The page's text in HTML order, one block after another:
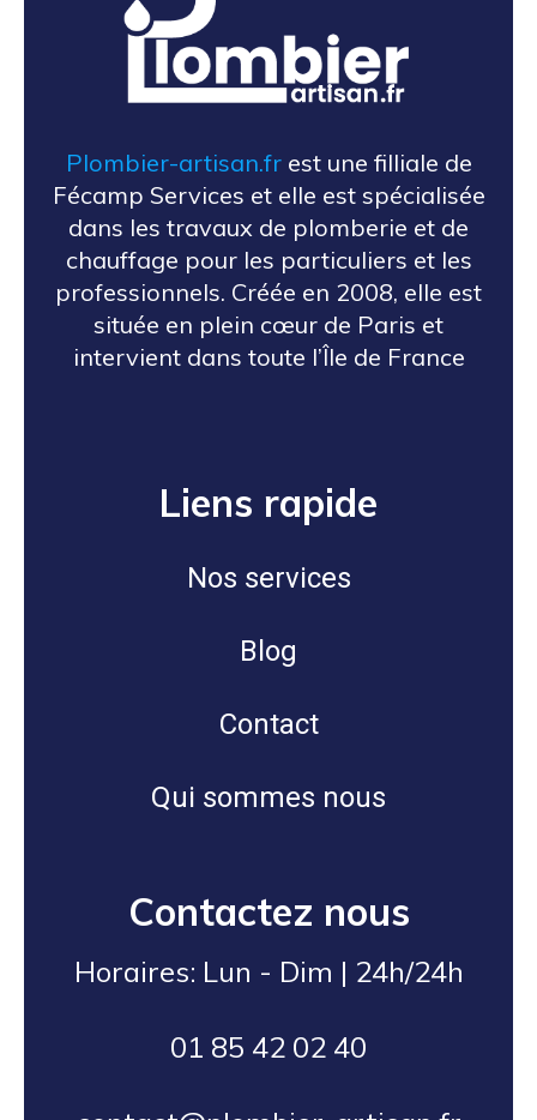
Plombier-artisan.frest une filliale de
Fécamp Services et elle est spécialisée
dans les travaux de plomberie et de
chauffage pour les particuliers et les
professionnels. Créée en 2008, elle est
située en plein cœur de Paris et
intervient dans toute l’Île de France
Liens rapide
Nos services
Blog
Contact
Qui sommes nous
Contactez nous
Horaires: Lun - Dim | 24h/24h
01 85 42 02 40